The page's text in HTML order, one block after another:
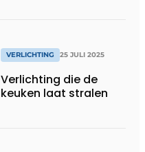
VERLICHTING 25 JULI 2025
Verlichting die de
keuken laat stralen